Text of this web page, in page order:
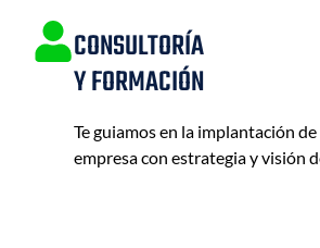
CONSULTORÍA
Y FORMACIÓN
Te guiamos en la implantación
empresa con estrategia y visión